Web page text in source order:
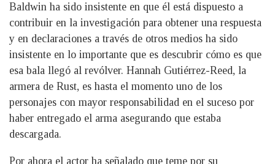
Baldwin ha sido insistente en que él está dispuesto a
contribuir en la investigación para obtener una respuesta
y en declaraciones a través de otros medios ha sido
insistente en lo importante que es descubrir cómo es que
esa bala llegó al revólver. Hannah Gutiérrez-Reed, la
armera de Rust, es hasta el momento uno de los
personajes con mayor responsabilidad en el suceso por
haber entregado el arma asegurando que estaba
descargada.
Por ahora el actor ha señalado que teme por su